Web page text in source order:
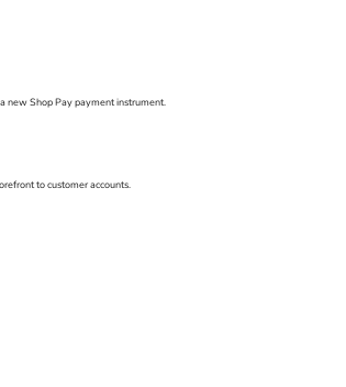
new Shop Pay payment instrument.
to customer accounts.